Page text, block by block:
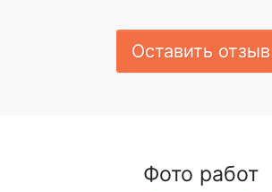
Оставить отзыв
Фото работ